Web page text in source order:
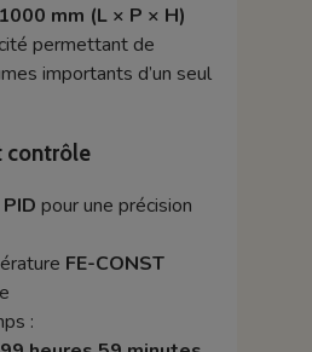
mm (L × P × H)
permettant de
importants d’un seul
contrôle
PID pour une précision
FE-CONST
: